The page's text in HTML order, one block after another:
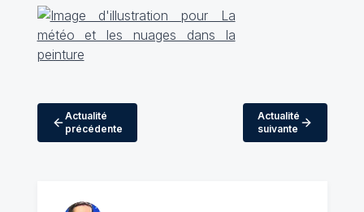
Actualité
précédente
Actualité
suivante